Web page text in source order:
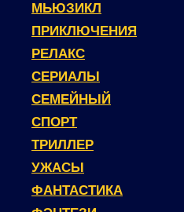
МЬЮЗИКЛ
ПРИКЛЮЧЕНИЯ
РЕЛАКС
СЕРИАЛЫ
СЕМЕЙНЫЙ
СПОРТ
ТРИЛЛЕР
УЖАСЫ
ФАНТАСТИКА